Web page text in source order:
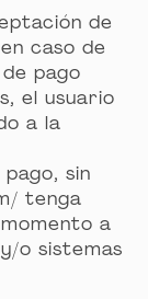
de
caso de
pago
el usuario
a la
sin
tenga
a
o sistemas